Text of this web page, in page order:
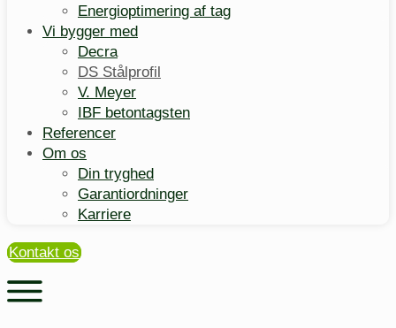
Energioptimering af tag
Vi bygger med
Decra
DS Stålprofil
V. Meyer
IBF betontagsten
Referencer
Om os
Din tryghed
Garantiordninger
Karriere
Kontakt os